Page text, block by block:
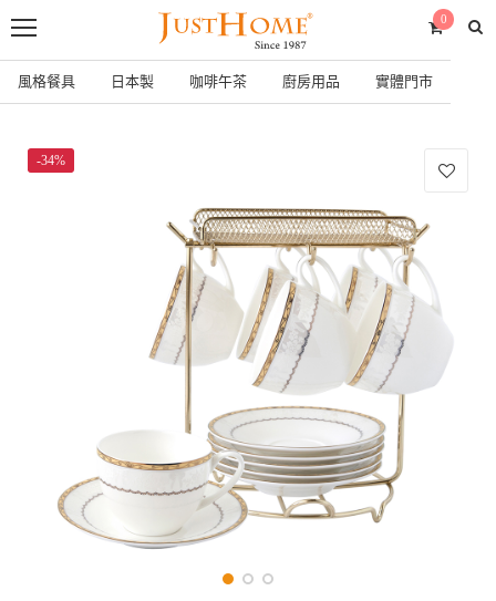
0
風格餐具 日本製 咖啡午茶 廚房用品 實體門市
-34%